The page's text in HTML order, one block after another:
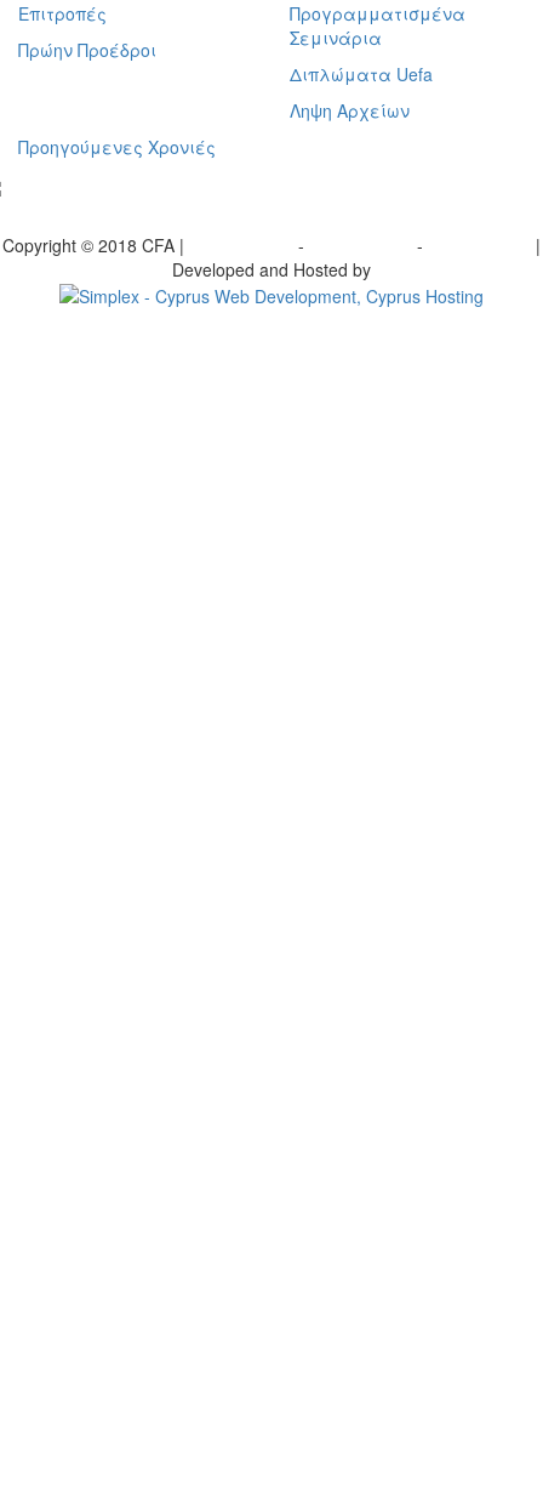
Επιτροπές
Πρώην Προέδροι
Προγραμματισμένα
Σεμινάρια
Διπλώματα Uefa
Ληψη Αρχείων
Προηγούμενες Χρονιές
Copyright © 2018 CFA | - -
|
Developed and Hosted by